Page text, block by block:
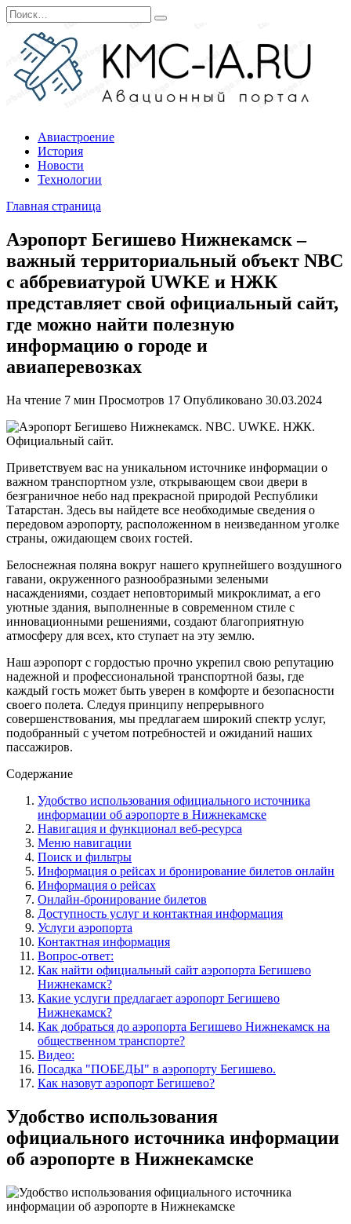
Перейти
к
содержанию
Search
for:
Авиастроение
История
Новости
Технологии
Главная страница
Аэропорт Бегишево Нижнекамск –
важный территориальный объект NBC
с аббревиатурой UWKE и НЖК
представляет свой официальный сайт,
где можно найти полезную
информацию о городе и
авиаперевозках
На чтение 7 мин Просмотров 17 Опубликовано 30.03.2024
Приветствуем вас на уникальном источнике информации о
важном транспортном узле, открывающем свои двери в
безграничное небо над прекрасной природой Республики
Татарстан. Здесь вы найдете все необходимые сведения о
передовом аэропорту, расположенном в неизведанном уголке
страны, ожидающем своих гостей.
Белоснежная поляна вокруг нашего крупнейшего воздушного
гавани, окруженного разнообразными зелеными
насаждениями, создает неповторимый микроклимат, а его
уютные здания, выполненные в современном стиле с
инновационными решениями, создают благоприятную
атмосферу для всех, кто ступает на эту землю.
Наш аэропорт с гордостью прочно укрепил свою репутацию
надежной и профессиональной транспортной базы, где
каждый гость может быть уверен в комфорте и безопасности
своего полета. Следуя принципу непрерывного
совершенствования, мы предлагаем широкий спектр услуг,
подобранный с учетом потребностей и ожиданий наших
пассажиров.
Содержание
Удобство использования официального источника
информации об аэропорте в Нижнекамске
Навигация и функционал веб-ресурса
Меню навигации
Поиск и фильтры
Информация о рейсах и бронирование билетов онлайн
Информация о рейсах
Онлайн-бронирование билетов
Доступность услуг и контактная информация
Услуги аэропорта
Контактная информация
Вопрос-ответ:
Как найти официальный сайт аэропорта Бегишево
Нижнекамск?
Какие услуги предлагает аэропорт Бегишево
Нижнекамск?
Как добраться до аэропорта Бегишево Нижнекамск на
общественном транспорте?
Видео:
Посадка "ПОБЕДЫ" в аэропорту Бегишево.
Как назовут аэропорт Бегишево?
Удобство использования
официального источника информации
об аэропорте в Нижнекамске